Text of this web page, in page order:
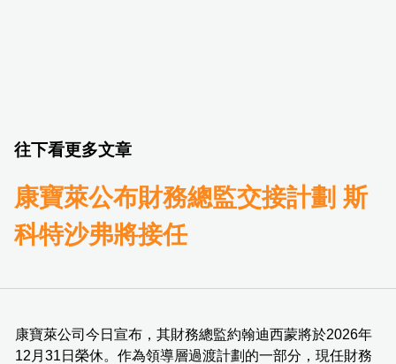
往下看更多文章
康寶萊公布財務總監交接計劃 斯
科特沙弗將接任
康寶萊公司今日宣布，其財務總監約翰迪西蒙將於2026年
12月31日榮休。作為領導層過渡計劃的一部分，現任財務